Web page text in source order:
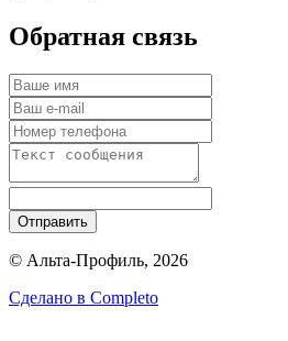
Обратная связь
Отправить
© Альта-Профиль, 2026
Сделано в Completo